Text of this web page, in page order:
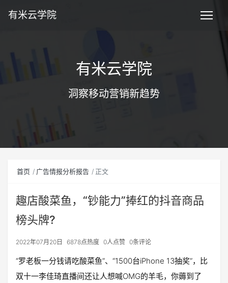
有米云学院
有米云学院
洞察移动营销新趋势
首页 广告情报分析报告 正文
趣店酸菜鱼，“钞能力”捧红的抖音商品
榜头牌?
2022年07月20日 6878点热度 0人点赞 0条评论
“罗老板一分钱请吃酸菜鱼”、“1500台iPhone 13抽奖”，比
双十一李佳琦直播间还让人想喊OMG的羊毛，你薅到了